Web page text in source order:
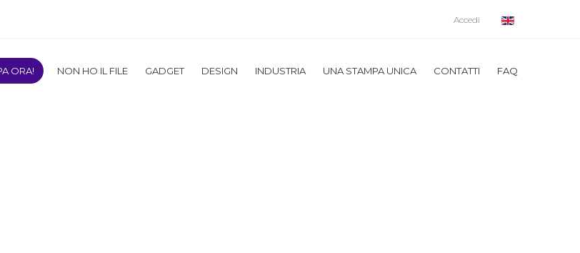
Accedi
ORA! NON HO IL FILE GADGET DESIGN INDUSTRIA UNA STAMPA UNICA CONTATTI FAQ